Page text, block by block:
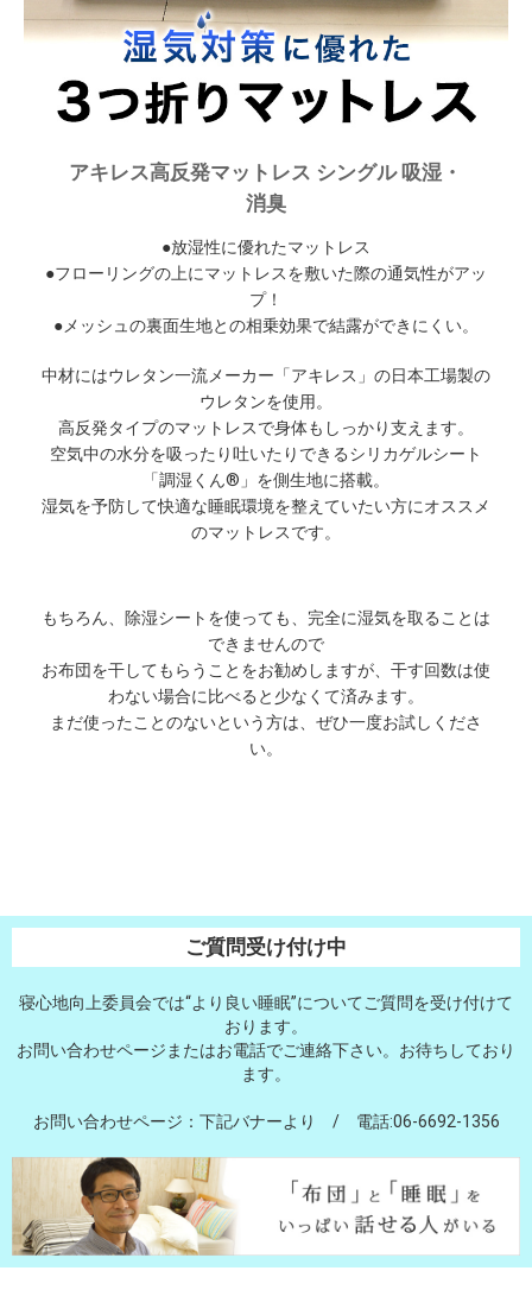
アキレス高反発マットレス シングル 吸湿・
消臭
●放湿性に優れたマットレス
●フローリングの上にマットレスを敷いた際の通気性がアッ
プ！
●メッシュの裏面生地との相乗効果で結露ができにくい。
中材にはウレタン一流メーカー「アキレス」の日本工場製の
ウレタンを使用。
高反発タイプのマットレスで身体もしっかり支えます。
空気中の水分を吸ったり吐いたりできるシリカゲルシート
「調湿くん®」を側生地に搭載。
湿気を予防して快適な睡眠環境を整えていたい方にオススメ
のマットレスです。
もちろん、除湿シートを使っても、完全に湿気を取ることは
できませんので
お布団を干してもらうことをお勧めしますが、干す回数は使
わない場合に比べると少なくて済みます。
まだ使ったことのないという方は、ぜひ一度お試しくださ
い。
ご質問受け付け中
寝心地向上委員会では“より良い睡眠”についてご質問を受け付けて
おります。
お問い合わせページまたはお電話でご連絡下さい。お待ちしており
ます。
お問い合わせページ：下記バナーより / 電話:06-6692-1356